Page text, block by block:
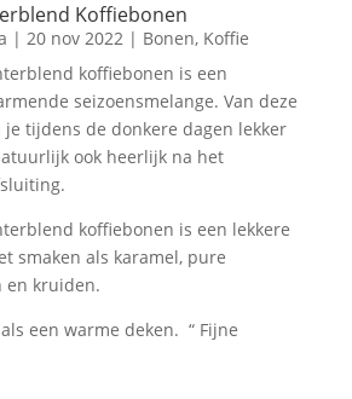
Koffiebonen
| 20 nov 2022| Bonen, Koffie
koffiebonen is een
seizoensmelange. Van deze
tijdens de donkere dagen lekker
ook heerlijk na het
koffiebonen is een lekkere
smaken als karamel, pure
en kruiden.
een warme deken. “ Fijne